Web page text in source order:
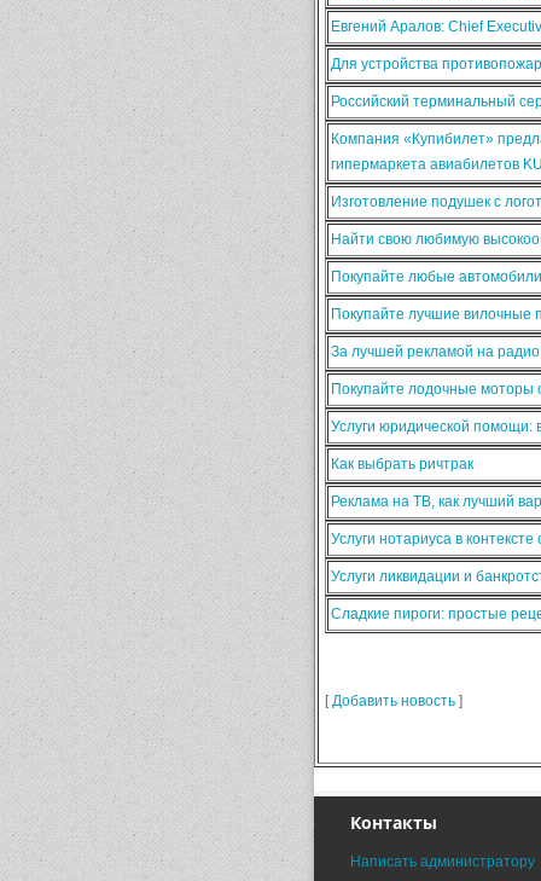
Евгений Аралов: Chief
Для устройства
Российский терминальный
Компания «Купибилет»
гипермаркета авиабилетов
Изготовление подушек с
Найти свою любимую
Покупайте любые
Покупайте лучшие вилочные
За лучшей рекламой на
Покупайте лодочные моторы
Услуги юридической
Как выбрать ричтрак
Реклама на ТВ, как лучший
Услуги нотариуса в
Услуги ликвидации и
Сладкие пироги: простые
[Добавить новость ]
Контакты
Написать администратору